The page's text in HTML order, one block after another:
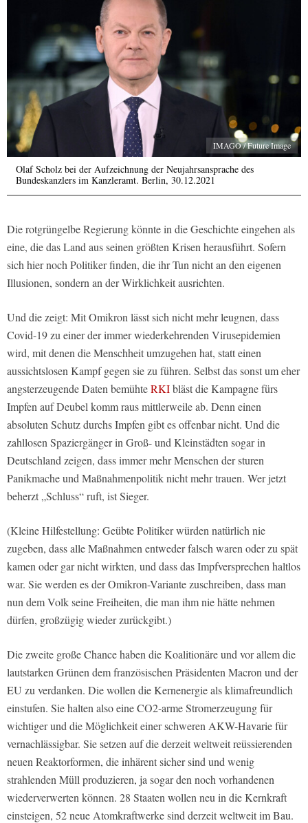
IMAGO / Future Image
Olaf Scholz bei der Aufzeichnung der Neujahrsansprache des
Bundeskanzlers im Kanzleramt. Berlin, 30.12.2021
Die rotgrüngelbe Regierung könnte in die Geschichte eingehen als
eine, die das Land aus seinen größten Krisen herausführt. Sofern
sich hier noch Politiker finden, die ihr Tun nicht an den eigenen
Illusionen, sondern an der Wirklichkeit ausrichten.
Und die zeigt: Mit Omikron lässt sich nicht mehr leugnen, dass
Covid-19 zu einer der immer wiederkehrenden Virusepidemien
wird, mit denen die Menschheit umzugehen hat, statt einen
aussichtslosen Kampf gegen sie zu führen. Selbst das sonst um eher
angsterzeugende Daten bemühteRKIbläst die Kampagne fürs
Impfen auf Deubel komm raus mittlerweile ab. Denn einen
absoluten Schutz durchs Impfen gibt es offenbar nicht. Und die
zahllosen Spaziergänger in Groß- und Kleinstädten sogar in
Deutschland zeigen, dass immer mehr Menschen der sturen
Panikmache und Maßnahmenpolitik nicht mehr trauen. Wer jetzt
beherzt „Schluss“ ruft, ist Sieger.
(Kleine Hilfestellung: Geübte Politiker würden natürlich nie
zugeben, dass alle Maßnahmen entweder falsch waren oder zu spät
kamen oder gar nicht wirkten, und dass das Impfversprechen haltlos
war. Sie werden es der Omikron-Variante zuschreiben, dass man
nun dem Volk seine Freiheiten, die man ihm nie hätte nehmen
dürfen, großzügig wieder zurückgibt.)
Die zweite große Chance haben die Koalitionäre und vor allem die
lautstarken Grünen dem französischen Präsidenten Macron und der
EU zu verdanken. Die wollen die Kernenergie als klimafreundlich
einstufen. Sie halten also eine CO2-arme Stromerzeugung für
wichtiger und die Möglichkeit einer schweren AKW-Havarie für
vernachlässigbar. Sie setzen auf die derzeit weltweit reüssierenden
neuen Reaktorformen, die inhärent sicher sind und wenig
strahlenden Müll produzieren, ja sogar den noch vorhandenen
wiederverwerten können. 28 Staaten wollen neu in die Kernkraft
einsteigen, 52 neue Atomkraftwerke sind derzeit weltweit im Bau.